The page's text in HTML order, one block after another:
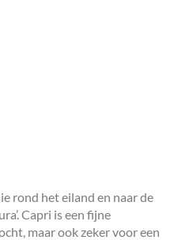
rond het eiland en naar de
Capri is een fijne
maar ook zeker voor een